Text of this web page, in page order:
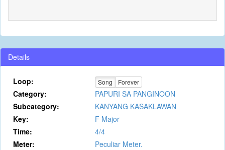
Details
Loop: Song Forever
Category:
PAPURI SA PANGINOON
Subcategory:
KANYANG KASAKLAWAN
Key:
F Major
Time:
4/4
Meter:
Peculiar Meter.